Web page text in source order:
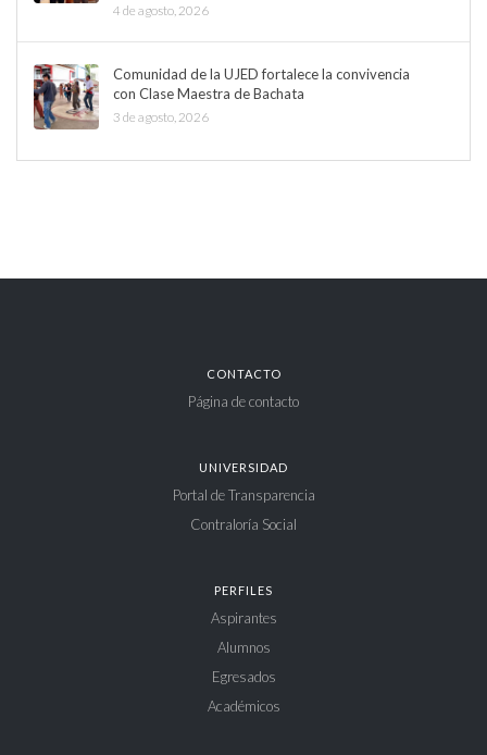
4 de agosto, 2026
Comunidad de la UJED fortalece la convivencia
con Clase Maestra de Bachata
3 de agosto, 2026
CONTACTO
Página de contacto
UNIVERSIDAD
Portal de Transparencia
Contraloría Social
PERFILES
Aspirantes
Alumnos
Egresados
Académicos